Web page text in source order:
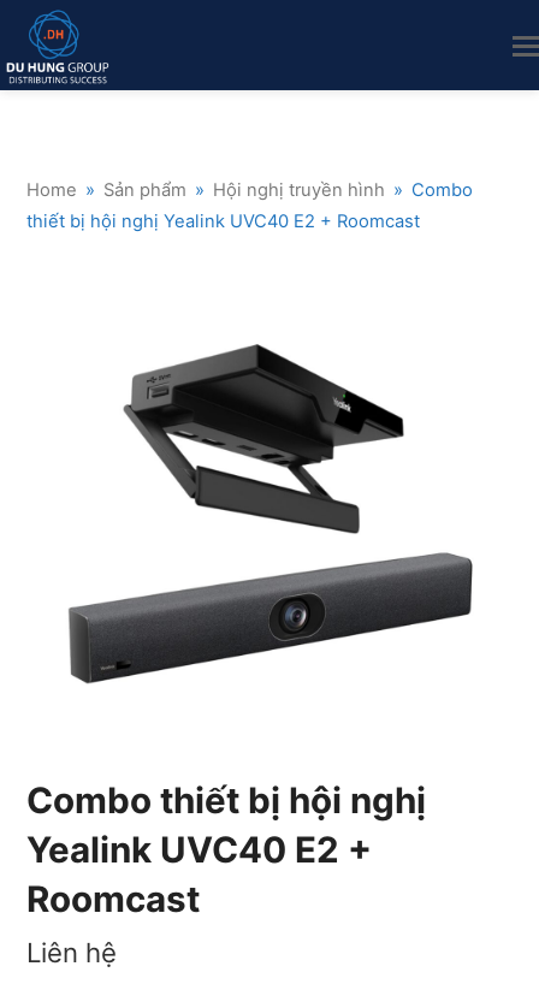
Home » Sản phẩm » Hội nghị truyền hình » Combo
thiết bị hội nghị Yealink UVC40 E2 + Roomcast
Combo thiết bị hội nghị
Yealink UVC40 E2 +
Roomcast
Liên hệ